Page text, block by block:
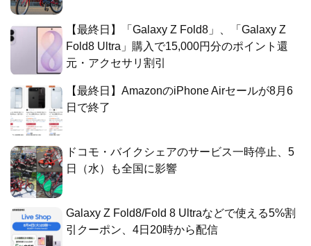
【最終日】「Galaxy Z Fold8」、「Galaxy Z
Fold8 Ultra」購入で15,000円分のポイント還
元・アクセサリ割引
【最終日】AmazonのiPhone Airセールが8月6
日で終了
ドコモ・バイクシェアのサービス一時停止、5
日（水）も全国に影響
Galaxy Z Fold8/Fold 8 Ultraなどで使える5%割
引クーポン、4日20時から配信